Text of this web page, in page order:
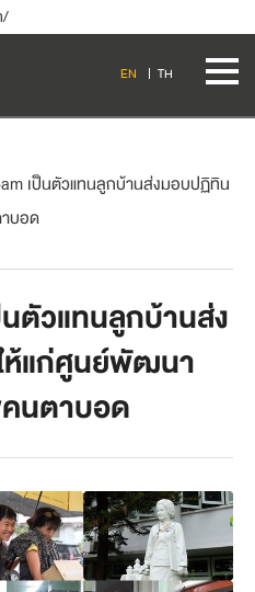
EN TH
เป็นตัวแทนลูกบ้านส่งมอบปฏิทิน
บอด
นตัวแทนลูกบ้านส่ง
ห้แก่ศูนย์พัฒนา
นตาบอด